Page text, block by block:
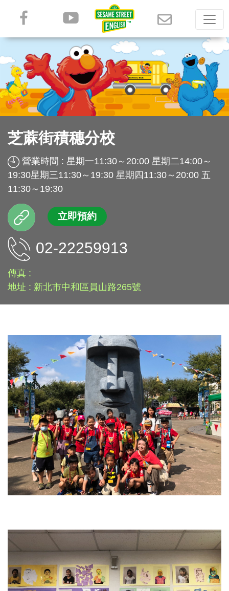
芝蔴街積穗分校
營業時間 : 星期一11:30～20:00 星期二14:00～
19:30星期三11:30～19:30 星期四11:30～20:00 五
11:30～19:30
立即預約
02-22259913
傳真 :
地址 : 新北市中和區員山路265號